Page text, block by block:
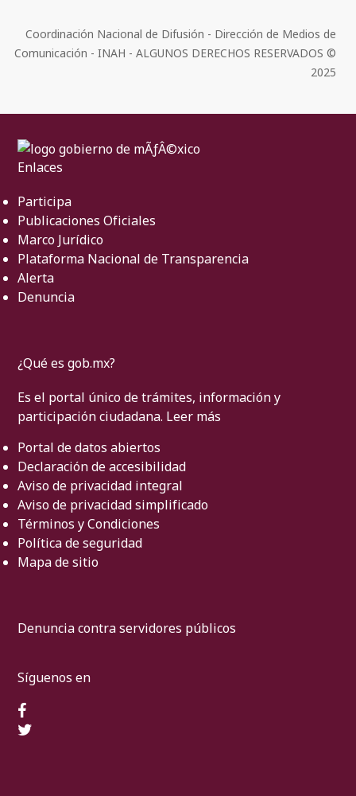
Coordinación Nacional de Difusión - Dirección de Medios de
Comunicación - INAH - ALGUNOS DERECHOS RESERVADOS ©
2025
Enlaces
Participa
Publicaciones Oficiales
Marco Jurídico
Plataforma Nacional de Transparencia
Alerta
Denuncia
¿Qué es gob.mx?
Es el portal único de trámites, información y
participación ciudadana. Leer más
Portal de datos abiertos
Declaración de accesibilidad
Aviso de privacidad integral
Aviso de privacidad simplificado
Términos y Condiciones
Política de seguridad
Mapa de sitio
Denuncia contra servidores públicos
Síguenos en